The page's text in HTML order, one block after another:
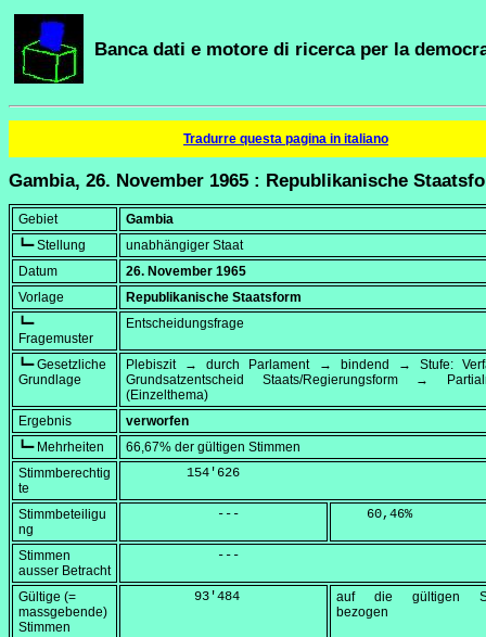
Banca dati e motore di ricerca per la
Tradurre questa pagina in italiano
Gambia, 26. November 1965 : Republikanische
Gebiet
Gambia
┗━ Stellung
unabhängiger Staat
Datum
26. November 1965
Vorlage
Republikanische Staatsform
┗━
Fragemuster
Entscheidungsfrage
┗━ Gesetzliche
Grundlage
Plebiszit → durch Parlament → bindend → Stufe:
Grundsatzentscheid Staats/Regierungsform →
(Einzelthema)
Ergebnis
verworfen
┗━ Mehrheiten
66,67% der gültigen Stimmen
Stimmberechtig
te
        154'626
Stimmbeteiligu
ng
            ---
    60,46
%
Stimmen
ausser Betracht
            ---
Gültige (=
massgebende)
Stimmen
         93'484
auf die gültigen
bezogen